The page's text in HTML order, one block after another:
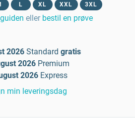
L XL XXL 3XL
eller bestil en prøve
2026 Standard gratis
2026 Premium
2026 Express
min leveringsdag